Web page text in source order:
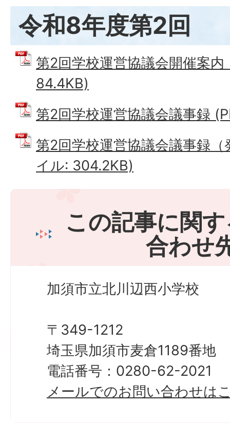
令和8年度第2回
第2回学校運営協議会開催案
84.4KB)
第2回学校運営協議会議事録
第2回学校運営協議会議事録
イル: 304.2KB)
この記事に関
合わせ
加須市立北川辺西小学校
〒349-1212
埼玉県加須市麦倉1189番地
電話番号：0280-62-2021
メールでのお問い合わせは